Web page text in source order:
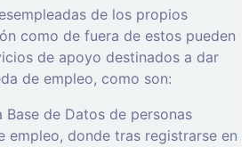
de los propios
como de fuera de estos pueden
de apoyo destinados a dar
de empleo, como son:
Base de Datos de personas
empleo, donde tras registrarse en